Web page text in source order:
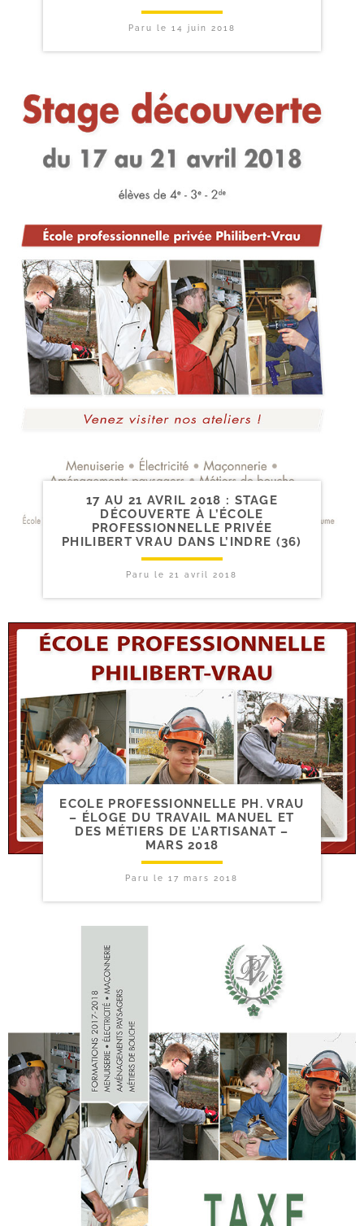
Paru le 14 juin 2018
17 AU 21 AVRIL 2018 : STAGE
DÉCOUVERTE À L’ÉCOLE
PROFESSIONNELLE PRIVÉE
PHILIBERT VRAU DANS L’INDRE (36)
Paru le21 avril 2018
ECOLE PROFESSIONNELLE PH. VRAU
– ÉLOGE DU TRAVAIL MANUEL ET
DES MÉTIERS DE L’ARTISANAT –
MARS 2018
Paru le17 mars 2018